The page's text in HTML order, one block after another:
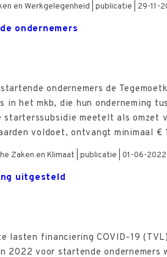
en Werkgelegenheid | publicatie | 29-11-
ondernemers
ondernemers de
in het mkb, die hun onderneming
meetelt als omzet
voldoet, ontvangt minimaal
Zaken en Klimaat | publicatie | 01-06-2022
uitgesteld
lasten financiering COVID-19
2022 voor startende ondernemers